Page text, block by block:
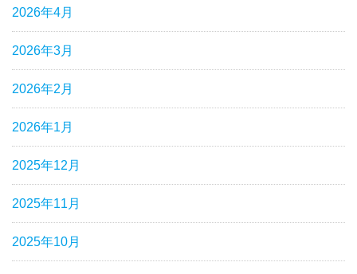
2026年4月
2026年3月
2026年2月
2026年1月
2025年12月
2025年11月
2025年10月